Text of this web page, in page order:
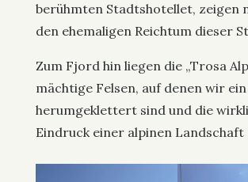
berühmten Stadtshotellet, zeigen
den ehemaligen Reichtum dieser
Zum Fjord hin liegen die „Trosa
mächtige Felsen, auf denen wir
herumgeklettert sind und die
Eindruck einer alpinen Landschaft